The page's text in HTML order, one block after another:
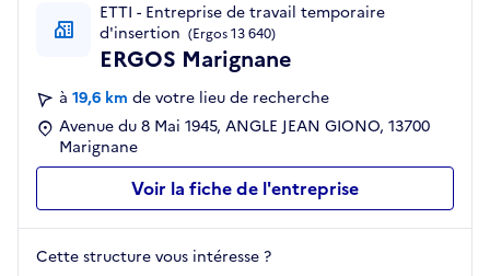
ETTI - Entreprise de travail temporaire
d'insertion (Ergos 13 640)
ERGOS Marignane
à 19,6 km de votre lieu de recherche
Avenue du 8 Mai 1945, ANGLE JEAN GIONO, 13700
Marignane
Voir la fiche de l'entreprise
Cette structure vous intéresse ?